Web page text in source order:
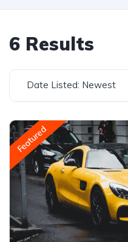
6 Results
Date Listed: Newest
Featured